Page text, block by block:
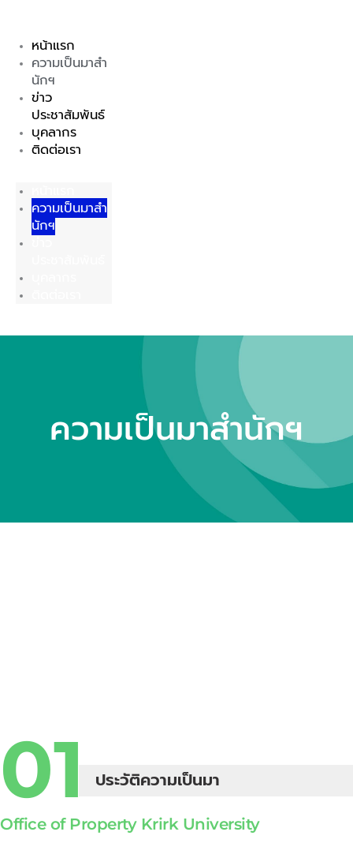
contentหน้าแรก
ความเป็นมาสำ
นักฯ
ข่าว
ประชาสัมพันธ์
บุคลากร
ติดต่อเรา
ความเป็นมาสำ
นักฯ
ความเป็นมาสำนักฯ
01 ประวัติความเป็นมา
Office of Property Krirk University